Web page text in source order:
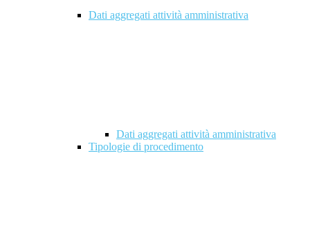
Dati aggregati attività amministrativa
Dati aggregati attività amministrativa
Tipologie di procedimento